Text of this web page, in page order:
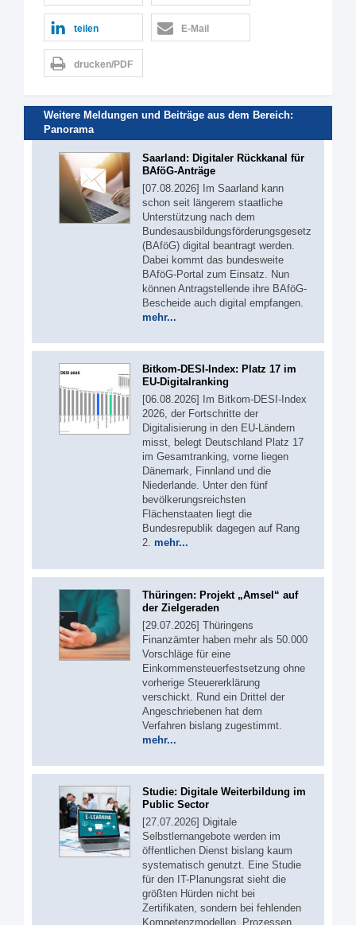
teilen E-Mail
drucken/PDF
Weitere Meldungen und Beiträge aus dem Bereich:
Panorama
Saarland: Digitaler Rückkanal für
BAföG-Anträge
[07.08.2026] Im Saarland kann
schon seit längerem staatliche
Unterstützung nach dem
Bundesausbildungsförderungsgesetz
(BAföG) digital beantragt werden.
Dabei kommt das bundesweite
BAföG-Portal zum Einsatz. Nun
können Antragstellende ihre BAföG-
Bescheide auch digital empfangen.
mehr...
Bitkom-DESI-Index: Platz 17 im
EU-Digitalranking
[06.08.2026] Im Bitkom-DESI-Index
2026, der Fortschritte der
Digitalisierung in den EU-Ländern
misst, belegt Deutschland Platz 17
im Gesamtranking, vorne liegen
Dänemark, Finnland und die
Niederlande. Unter den fünf
bevölkerungsreichsten
Flächenstaaten liegt die
Bundesrepublik dagegen auf Rang
2. mehr...
Thüringen: Projekt „Amsel“ auf
der Zielgeraden
[29.07.2026] Thüringens
Finanzämter haben mehr als 50.000
Vorschläge für eine
Einkommensteuerfestsetzung ohne
vorherige Steuererklärung
verschickt. Rund ein Drittel der
Angeschriebenen hat dem
Verfahren bislang zugestimmt.
mehr...
Studie: Digitale Weiterbildung im
Public Sector
[27.07.2026] Digitale
Selbstlernangebote werden im
öffentlichen Dienst bislang kaum
systematisch genutzt. Eine Studie
für den IT-Planungsrat sieht die
größten Hürden nicht bei
Zertifikaten, sondern bei fehlenden
Kompetenzmodellen, Prozessen